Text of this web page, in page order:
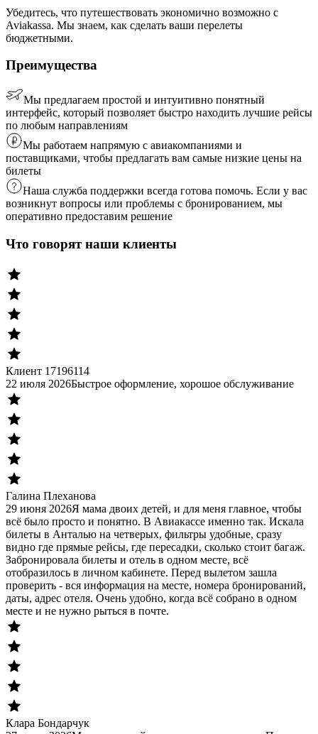
Убедитесь, что путешествовать экономично возможно с
Aviakassa. Мы знаем, как сделать ваши перелеты
бюджетными.
Преимущества
Мы предлагаем простой и интуитивно понятный
интерфейс, который позволяет быстро находить лучшие рейсы
по любым направлениям
Мы работаем напрямую с авиакомпаниями и
поставщиками, чтобы предлагать вам самые низкие цены на
билеты
Наша служба поддержки всегда готова помочь. Если у вас
возникнут вопросы или проблемы с бронированием, мы
оперативно предоставим решение
Что говорят наши клиенты
Клиент 17196114
22 июля 2026Быстрое оформление, хорошое обслуживание
Галина Плеханова
29 июня 2026Я мама двоих детей, и для меня главное, чтобы
всё было просто и понятно. В Авиакассе именно так. Искала
билеты в Анталью на четверых, фильтры удобные, сразу
видно где прямые рейсы, где пересадки, сколько стоит багаж.
Забронировала билеты и отель в одном месте, всё
отобразилось в личном кабинете. Перед вылетом зашла
проверить - вся информация на месте, номера бронирований,
даты, адрес отеля. Очень удобно, когда всё собрано в одном
месте и не нужно рыться в почте.
Клара Бондарчук